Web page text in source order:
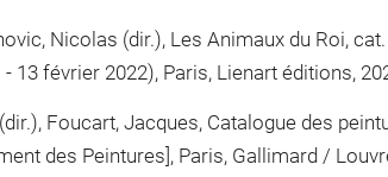
Nicolas (dir.), Les Animaux du Roi,
13 février 2022), Paris, Lienart éditions,
Foucart, Jacques, Catalogue des
des Peintures], Paris, Gallimard /